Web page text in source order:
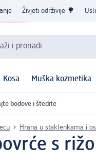
Živjeti održivije 🌳
i pronađi
Kosa Muška kozmetika
bodove i štedite
Hrana u staklenkama i
s